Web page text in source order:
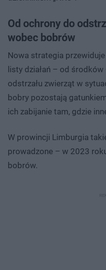
Od ochrony do
wobec bobrów
Nowa strategia
listy działań – od
odstrzału zwierząt w
bobry pozostają
ich zabijanie tam, gdzie
W prowincji Limburgia
prowadzone – w 2023
bobrów.